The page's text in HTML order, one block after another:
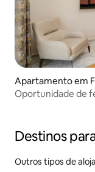
Apartamento em
Oportunidade de
Destinos
Outros tipos de